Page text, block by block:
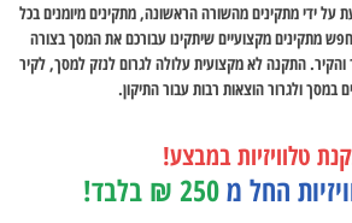
על ידי מתקינים מהשורה הראשונה, מתקינים מיומנים בכל
מתקינים מקצועיים שיתקינו עבורכם את המסך בצורה
התקנה לא מקצועית עלולה לגרום לנזק למסך, לקיר
במסך ולגרור הוצאות רבות עבור התיקון.
טלוויזיות במבצע!
החל מ250 ₪ בלבד!